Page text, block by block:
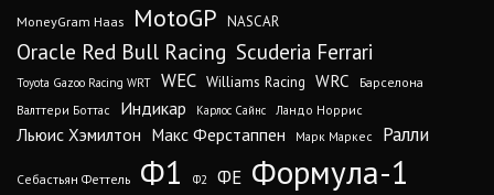
MoneyGram Haas MotoGP NASCAR
Oracle Red Bull Racing Scuderia Ferrari
Toyota Gazoo Racing WRT WEC Williams Racing WRC
Барселона
Валттери Боттас
Индикар Карлос Сайнс Ландо Норрис
Льюис Хэмилтон Макс Ферстаппен Марк Маркес Ралли
Себастьян Феттель Ф1 Ф2 ФЕ Формула-1